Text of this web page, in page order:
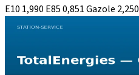
E10 1,990 E850,851Gazole 2,250